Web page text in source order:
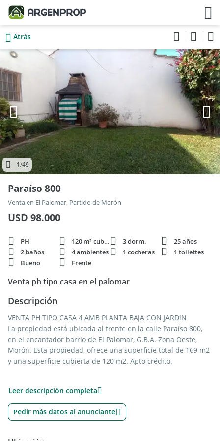
Atrás
1/49
Paraíso 800
Venta en El Palomar, Partido de Morón
USD 98.000
PH 120 m² cubie. 3 dorm.
25 años
2 baños
4 ambientes 1 cocheras
1 toilettes
Bueno
Frente
Venta ph tipo casa en el palomar
Descripción
VENTA PH TIPO CASA 4 AMB PLANTA BAJA CON JARDíN
La propiedad está ubicada al frente en la calle Paraíso 800,
en el encantador barrio de El Palomar, G.B.A. Zona Oeste,
Morón. Esta propiedad, ofrece una superficie total de 169 m2
y una superficie cubierta de 120 m2. Apto crédito.
comedor, que actúa como eje central de la casa. A la
izquierda, un hall distribuidor conecta con un dormitorio y
ofrece salida directa al jardín. A la derecha, otro hall lleva al
funcional está equipada con acceso al lavadero y a una
Leer descripción completa
Pedir más datos al anunciante